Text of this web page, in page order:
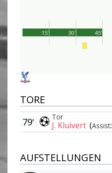
45'
15' 30'
TORE
Tor
J. Kluivert (Assist:
79'
AUFSTELLUNGEN